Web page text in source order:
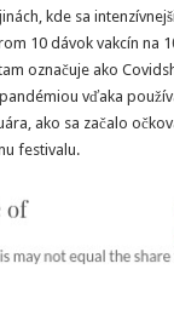
kde sa
10 dávok vakcín na
označuje ako
vďaka
ako sa začalo
festivalu.